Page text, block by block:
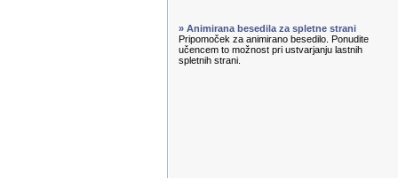
» Animirana besedila za spletne strani
Pripomoček za animirano besedilo. Ponudite
učencem to možnost pri ustvarjanju lastnih
spletnih strani.